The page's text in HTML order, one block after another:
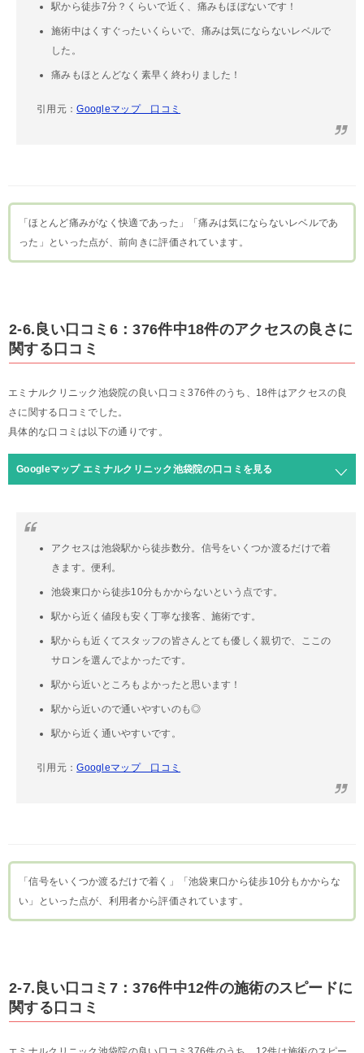
駅から徒歩7分？くらいで近く、痛みもほぼないです！
施術中はくすぐったいくらいで、痛みは気にならないレベルで
した。
痛みもほとんどなく素早く終わりました！
引用元：Googleマップ 口コミ
「ほとんど痛みがなく快適であった」「痛みは気にならないレベルであ
った」といった点が、前向きに評価されています。
2-6.良い口コミ6：376件中18件のアクセスの良さに
関する口コミ
エミナルクリニック池袋院の良い口コミ376件のうち、18件はアクセスの良
さに関する口コミでした。
具体的な口コミは以下の通りです。
Googleマップ エミナルクリニック池袋院の口コミを見る
アクセスは池袋駅から徒歩数分。信号をいくつか渡るだけで着
きます。便利。
池袋東口から徒歩10分もかからないという点です。
駅から近く値段も安く丁寧な接客、施術です。
駅からも近くてスタッフの皆さんとても優しく親切で、ここの
サロンを選んでよかったです。
駅から近いところもよかったと思います！
駅から近いので通いやすいのも◎
駅から近く通いやすいです。
引用元：Googleマップ 口コミ
「信号をいくつか渡るだけで着く」「池袋東口から徒歩10分もかからな
い」といった点が、利用者から評価されています。
2-7.良い口コミ7：376件中12件の施術のスピードに
関する口コミ